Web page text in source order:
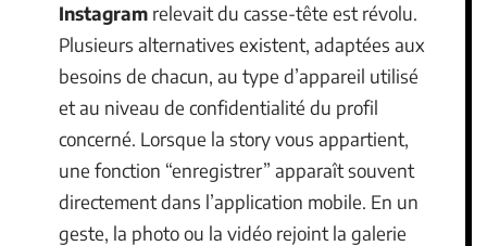
Instagram relevait du casse-tête est révolu.
Plusieurs alternatives existent, adaptées aux
besoins de chacun, au type d’appareil utilisé
et au niveau de confidentialité du profil
concerné. Lorsque la story vous appartient,
une fonction “enregistrer” apparaît souvent
directement dans l’application mobile. En un
geste, la photo ou la vidéo rejoint la galerie